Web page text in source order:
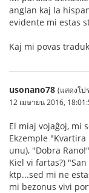
anglan kaj la
evidente mi estas
Kaj mi povas
usonano78 (แสดงโป
12 เมษายน 2016,
El miaj vojaĝoj, mi
Ekzemple
unu), "Dobra
Kiel vi fartas?)
ktp...sed mi ne
mi bezonus vivi